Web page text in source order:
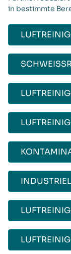
in bestimmte